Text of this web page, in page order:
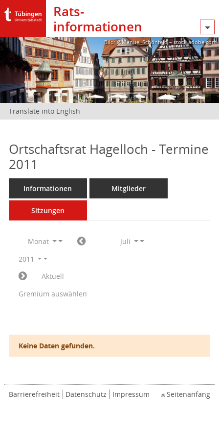
Rats­
informationen
Bild: @Manuel Schönfeld – stock.adobe.com
Translate into English
Ortschaftsrat Hagelloch - Termine
2011
Informationen Mitglieder
Sitzungen
Monat
Juli
2011
Aktuell
Gremium auswählen
Keine Daten gefunden.
Barrierefreiheit Datenschutz Impressum Seitenanfang